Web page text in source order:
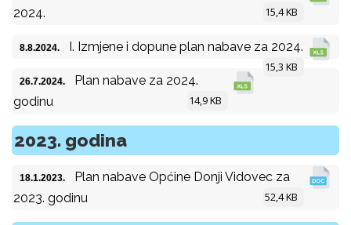
2024.
15,4 KB
8.8.2024. I. Izmjene i dopune plan nabave za 2024.
15,3 KB
26.7.2024.
Plan nabave za 2024.
godinu
14,9 KB
2023. godina
18.1.2023.
Plan nabave Općine Donji Vidovec za
2023. godinu
52,4 KB